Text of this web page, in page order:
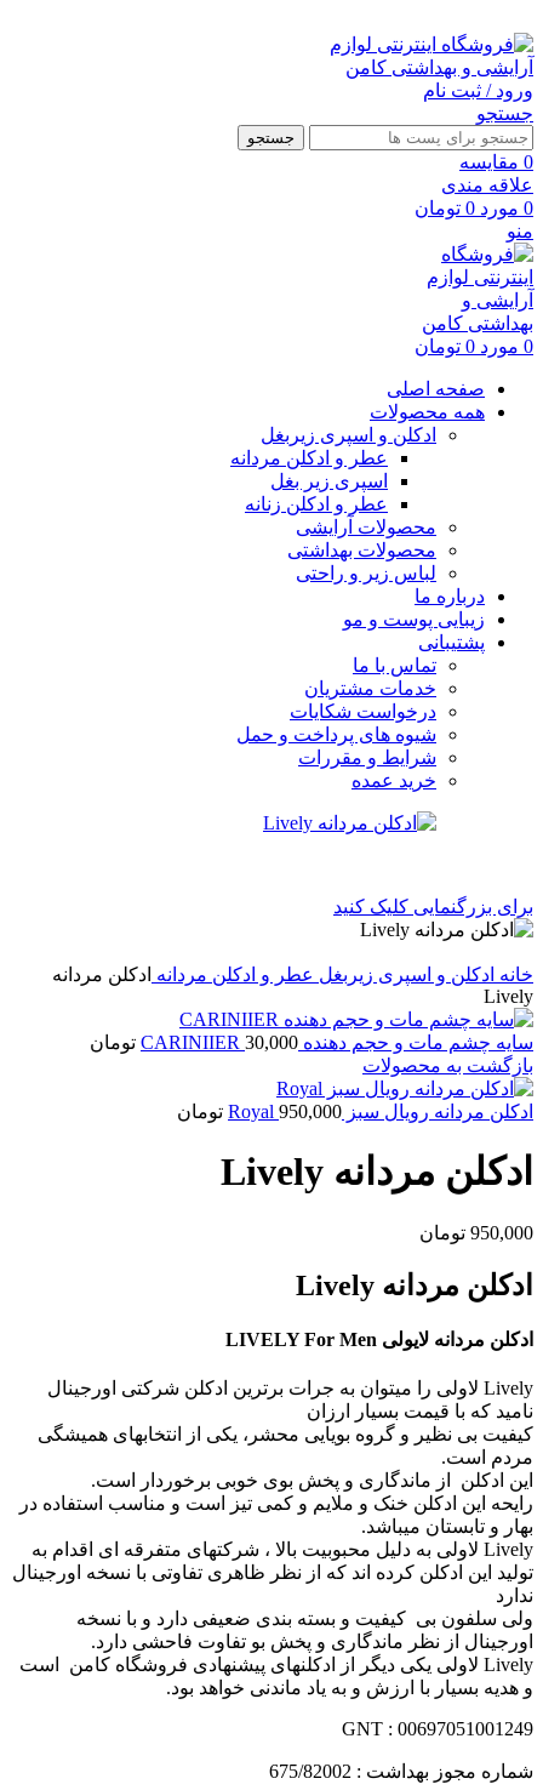
ورود / ثبت نام
جستجو
جستجو
0 مقايسه
علاقه مندی
0 مورد 0 تومان
منو
0 مورد 0 تومان
صفحه اصلی
همه محصولات
ادکلن و اسپری زیربغل
عطر و ادکلن مردانه
اسپری زیر بغل
عطر و ادکلن زنانه
محصولات آرایشی
محصولات بهداشتی
لباس زیر و راحتی
درباره ما
زیبایی پوست و مو
پشتیبانی
تماس با ما
خدمات مشتریان
درخواست شکایات
شیوه های پرداخت و حمل
شرایط و مقررات
خرید عمده
برای بزرگنمایی کلیک کنید
خانه ادکلن و اسپری زیربغل عطر و ادکلن مردانه ادكلن مردانه
Lively
سایه چشم مات و حجم دهنده CARINIIER 30,000
تومان
بازگشت به محصولات
ادکلن مردانه رویال سبز Royal 950,000 تومان
ادكلن مردانه Lively
950,000 تومان
ادكلن مردانه Lively
ادکلن مردانه لایولی LIVELY For Men
Lively لاولی را میتوان به جرات برترین ادکلن شرکتی اورجینال
نامید که با قیمت بسیار ارزان
کیفیت بی نظیر و گروه بویایی محشر، یکی از انتخابهای همیشگی
مردم است.
این ادکلن از ماندگاری و پخش بوی خوبی برخوردار است.
رایحه این ادکلن خنک و ملایم و کمی تیز است و مناسب استفاده در
بهار و تابستان میباشد.
Lively لاولی به دلیل محبوبیت بالا ، شرکتهای متفرقه ای اقدام به
تولید این ادکلن کرده اند که از نظر ظاهری تفاوتی با نسخه اورجینال
ندارد
ولی سلفون بی کیفیت و بسته بندی ضعیفی دارد و با نسخه
اورجینال از نظر ماندگاری و پخش بو تفاوت فاحشی دارد.
Lively لاولی یکی دیگر از ادکلنهای پیشنهادی فروشگاه کامن است
و هدیه بسیار با ارزش و به یاد ماندنی خواهد بود.
GNT : 00697051001249
شماره مجوز بهداشت : 675/82002